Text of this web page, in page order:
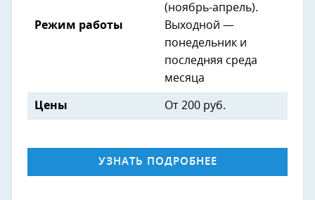
Режим работы
(ноябрь-апрель).
Выходной —
понедельник и
последняя среда
месяца
Цены От 200 руб.
УЗНАТЬ ПОДРОБНЕЕ